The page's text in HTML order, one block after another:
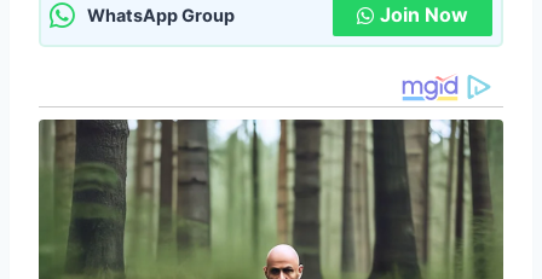
WhatsApp Group Join Now